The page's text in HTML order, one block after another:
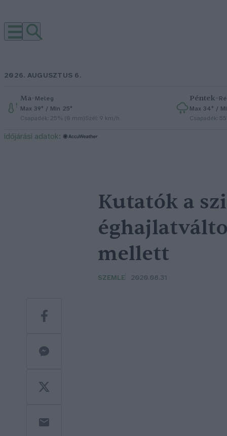
2026. AUGUSZTUS 6.
Ma–Meleg
Max 39° / Min 25°
Csapadék: 25% (0 mm)Szél: 9 km/h
Péntek–
Max 34° /
Csapadék:
időjárási adatok:
Kutatók a
mellett
SZEMLE 2020.08.31